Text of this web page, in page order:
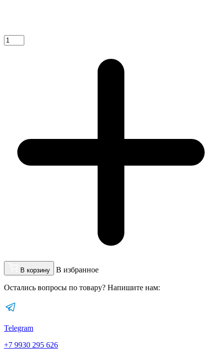
В корзину В избранное
Остались вопросы по товару? Напишите нам:
Telegram
+7 9930 295 626